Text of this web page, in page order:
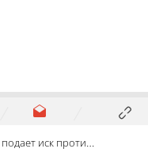
Палестинской автономии